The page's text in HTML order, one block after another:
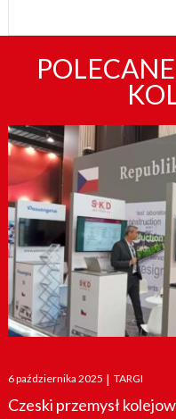
Posted
on
6 października 2025 | TARGI
Czeski przemysł